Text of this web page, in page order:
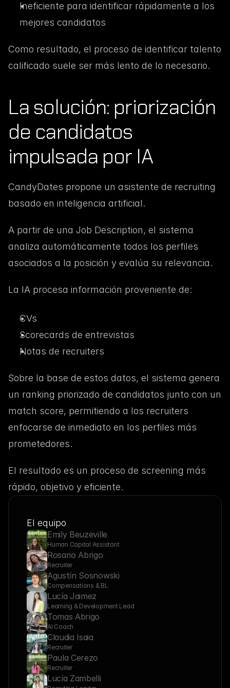
Ineficiente para identificar rápidamente a los
mejores candidatos
Como resultado, el proceso de identificar talento
calificado suele ser más lento de lo necesario.
La solución: priorización
de candidatos
impulsada por IA
CandyDates propone un asistente de recruiting
basado en inteligencia artificial.
A partir de una Job Description, el sistema
analiza automáticamente todos los perfiles
asociados a la posición y evalúa su relevancia.
La IA procesa información proveniente de:
CVs
Scorecards de entrevistas
Notas de recruiters
Sobre la base de estos datos, el sistema genera
un ranking priorizado de candidatos junto con un
match score, permitiendo a los recruiters
enfocarse de inmediato en los perfiles más
prometedores.
El resultado es un proceso de screening más
rápido, objetivo y eficiente.
El equipo
Emily Beuzeville
Human Capital Assistant
Rosario Abrigo
Recruiter
Agustín Sosnowski
Compensations & BL
Lucía Jaimez
Learning & Development Lead
Tomas Abrigo
AI Coach
Claudia Isaia
Recruiter
Paula Cerezo
Recruiter
Lucía Zambelli